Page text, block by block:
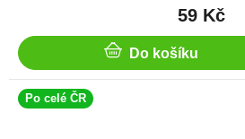
59 Kč
Do košíku
Po celé ČR